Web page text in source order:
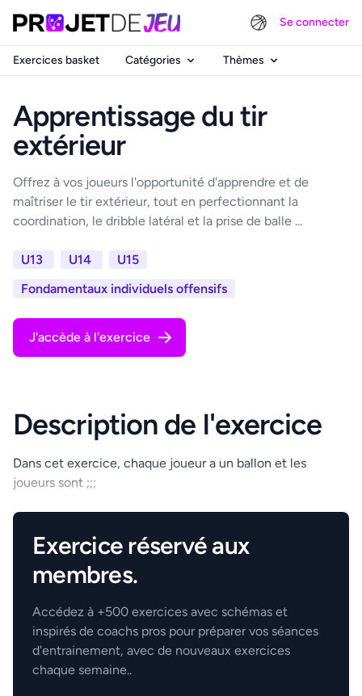
Se connecter
Exercices basket Catégories Thèmes
Apprentissage du tir
extérieur
Offrez à vos joueurs l'opportunité d'apprendre et de
maîtriser le tir extérieur, tout en perfectionnant la
coordination, le dribble latéral et la prise de balle ...
U13 U14
U15
Fondamentaux individuels offensifs
J'accède à l'exercice
Description de l'exercice
Dans cet exercice, chaque joueur a un ballon et les
joueurs sont ;;;
.
Exercice réservé aux
membres.
Accédez à +500 exercices avec schémas et
inspirés de coachs pros pour préparer vos séances
d'entrainement, avec de nouveaux exercices
chaque semaine..